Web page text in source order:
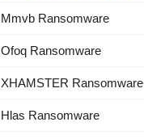
Mmvb Ransomware
Ofoq Ransomware
XHAMSTER Ransomware
Hlas Ransomware